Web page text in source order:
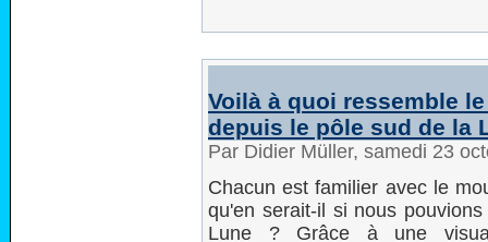
Voilà à quoi ressemble
depuis le pôle sud de la
Par Didier Müller, samedi 23
Chacun est familier avec le
qu'en serait-il si nous
Lune ? Grâce à une